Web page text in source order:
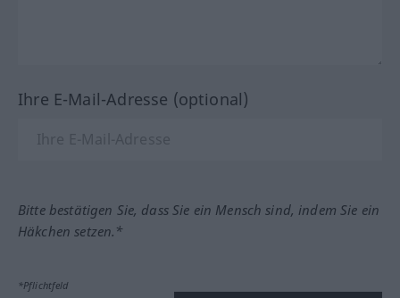
Ihre E-Mail-Adresse (optional)
Bitte bestätigen Sie, dass Sie ein Mensch sind, indem Sie ein
Häkchen setzen.*
*Pflichtfeld